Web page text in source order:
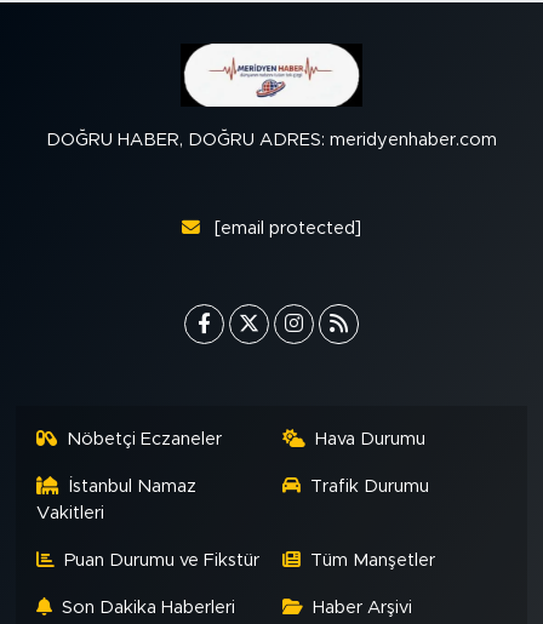
DOĞRU HABER, DOĞRU ADRES: meridyenhaber.com
[email protected]
Nöbetçi Eczaneler Hava Durumu
İstanbul Namaz
Vakitleri
Trafik Durumu
Puan Durumu ve Fikstür Tüm Manşetler
Son Dakika Haberleri Haber Arşivi